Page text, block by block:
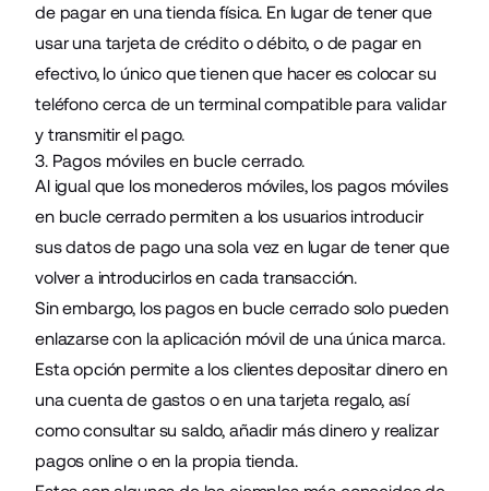
de pagar en una tienda física. En lugar de tener que
usar una tarjeta de crédito o débito, o de pagar en
efectivo, lo único que tienen que hacer es colocar su
teléfono cerca de un terminal compatible para validar
y transmitir el pago.
3. Pagos móviles en bucle cerrado.
Al igual que los monederos móviles, los pagos móviles
en bucle cerrado permiten a los usuarios introducir
sus datos de pago una sola vez en lugar de tener que
volver a introducirlos en cada transacción.
Sin embargo, los pagos en bucle cerrado solo pueden
enlazarse con la aplicación móvil de una única marca.
Esta opción permite a los clientes depositar dinero en
una cuenta de gastos o en una tarjeta regalo, así
como consultar su saldo, añadir más dinero y realizar
pagos online o en la propia tienda.